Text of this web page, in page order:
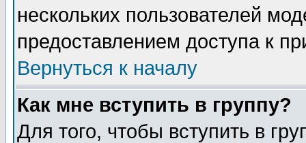
нескольких пользователей
предоставлением доступа к
Вернуться к началу
Как мне вступить в группу?
Для того, чтобы вступить в